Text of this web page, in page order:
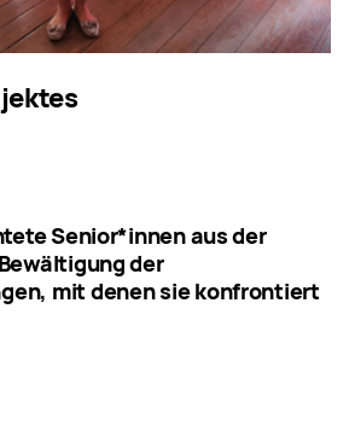
Senior*innen aus der
der
mit denen sie konfrontiert